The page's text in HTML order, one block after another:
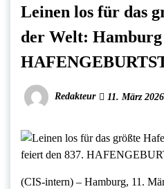
Leinen los für das
der Welt: Hamburg
Redakteur 11. März 2026
(CIS-intern) – Hamburg, 11.